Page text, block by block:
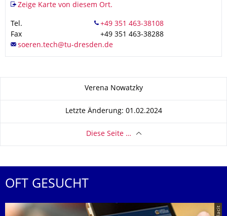
Zeige Karte von diesem Ort.
Tel.
Fax
+49 351 463-38288
Verena Nowatzky
Letzte Änderung: 01.02.2024
Diese Seite …
OFT GESUCHT